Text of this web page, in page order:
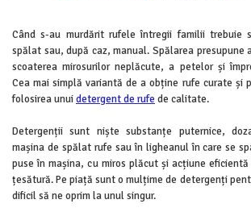
Mobilier
Inox
Curățare universală
Dezinfectanți suprafețe
Lemn și parchet
Gresie, piatră și granit
Universal
Detergenți rufe
Cremă de ras
Gel de ras
Spumă de ras
Produse pentru ten
Apă micelară
Demachiant
Șervețele demachiante
Îngrijire bebeluși
Când s-au murdărit rufele întregii familii trebuie
spălat sau, după caz, manual. Spălarea presupune
scoaterea mirosurilor neplăcute, a petelor și
Cea mai simplă variantă de a obține rufe curate și
folosirea unuidetergent de rufe de calitate.
Detergenții sunt niște substanțe puternice,
mașina de spălat rufe sau în ligheanul în care se
puse în mașina, cu miros plăcut și acțiune
țesătură. Pe piață sunt o mulțime de detergenți
dificil să ne oprim la unul singur.